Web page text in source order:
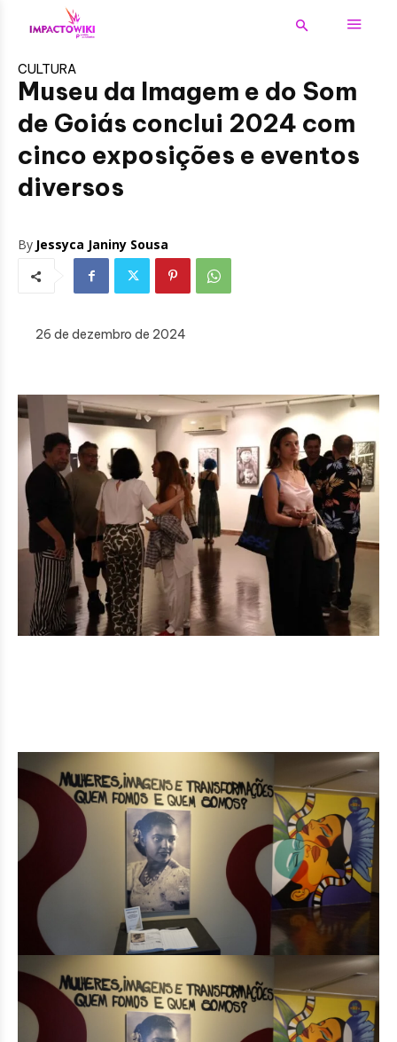
CULTURA
Museu da Imagem e do Som
de Goiás conclui 2024 com
cinco exposições e eventos
diversos
By Jessyca Janiny Sousa
26 de dezembro de 2024